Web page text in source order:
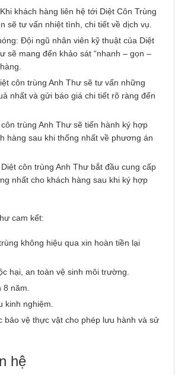
khách hàng liên hệ tới Diệt Côn Trùng
sẽ tư vấn nhiệt tình, chi tiết về dịch vụ.
Đội ngũ nhân viên kỹ thuật của Diệt
sẽ mang đến khảo sát “nhanh – gọn –
côn trùng Anh Thư sẽ tư vấn những
nhất và gửi báo giá chi tiết rõ ràng đến
trùng Anh Thư sẽ tiến hành ký hợp
hàng sau khi thống nhất về phương án
côn trùng Anh Thư bắt đầu cung cấp
nhất cho khách hàng sau khi ký hợp
cam kết:
không hiệu qua xin hoàn tiền lại
hại, an toàn vệ sinh môi trường.
năm.
kinh nghiệm.
bảo vệ thực vật cho phép lưu hành và sử
hệ